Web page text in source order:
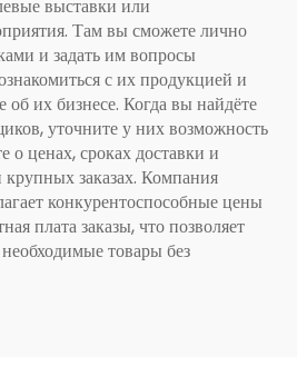
выставки или
Там вы сможете лично
и задать им вопросы
с их продукцией и
об их бизнесе. Когда вы найдёте
уточните у них возможность
о ценах, сроках доставки и
заказах. Компания
конкурентоспособные цены
платазаказы, что позволяет
товары без